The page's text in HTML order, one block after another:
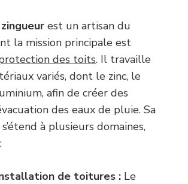
est un artisan du
la mission principale est
des toits. Il travaille
variés, dont le zinc, le
afin de créer des
des eaux de pluie. Sa
à plusieurs domaines,
de toitures : Le